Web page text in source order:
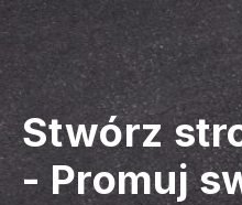
Stwórz
- Promuj